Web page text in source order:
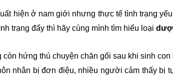
hiện ở nam giới nhưng thực tế tình trạng
trạng đấy thì hãy cùng mình tìm hiểu loại
hứng thú chuyện chăn gối sau khi sinh con
nhân bị đơn điệu, nhiều người cảm thấy bị